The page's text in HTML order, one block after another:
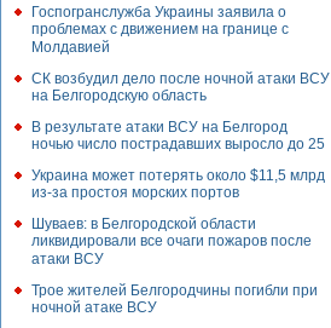
Госпогранслужба Украины заявила о
проблемах с движением на границе с
Молдавией
СК возбудил дело после ночной атаки ВСУ
на Белгородскую область
В результате атаки ВСУ на Белгород
ночью число пострадавших выросло до 25
Украина может потерять около $11,5 млрд
из-за простоя морских портов
Шуваев: в Белгородской области
ликвидировали все очаги пожаров после
атаки ВСУ
Трое жителей Белгородчины погибли при
ночной атаке ВСУ